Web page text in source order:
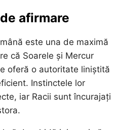
afirmare
este una de maximă
că Soarele și Mercur
oferă o autoritate liniștită
Instinctele lor
iar Racii sunt încurajați